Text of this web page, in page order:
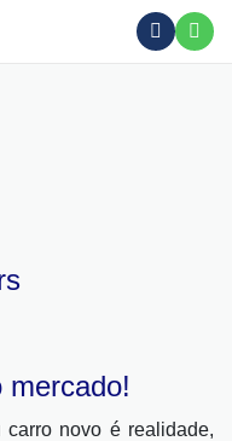
mercado!
novo é realidade,